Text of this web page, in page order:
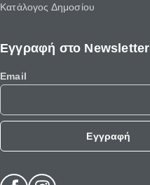
Κατάλογος Δημοσίου
Εγγραφή στο Newsletter
Email
Εγγραφή